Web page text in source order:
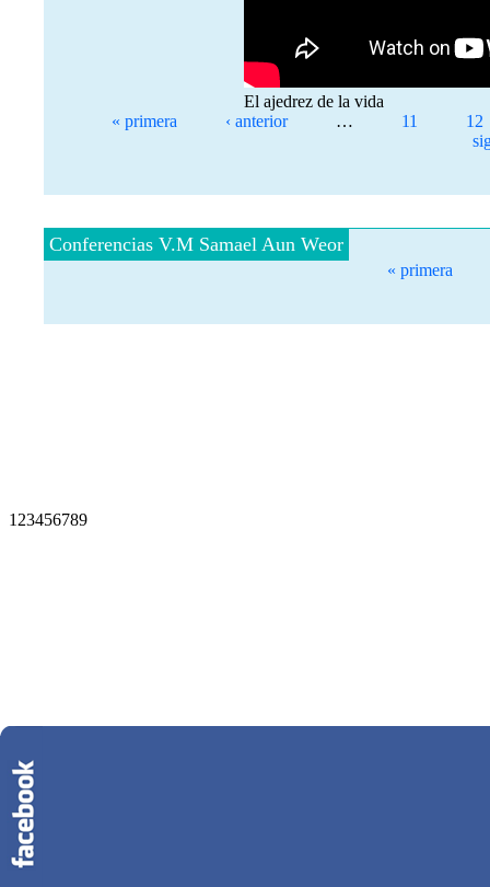
El ajedrez de la vida
Páginas
« primera ‹ anterior … 11
12
Conferencias V.M Samael Aun Weor
Páginas « primera
1 23456789